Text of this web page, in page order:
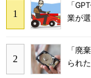
「
業が
「廃
られ